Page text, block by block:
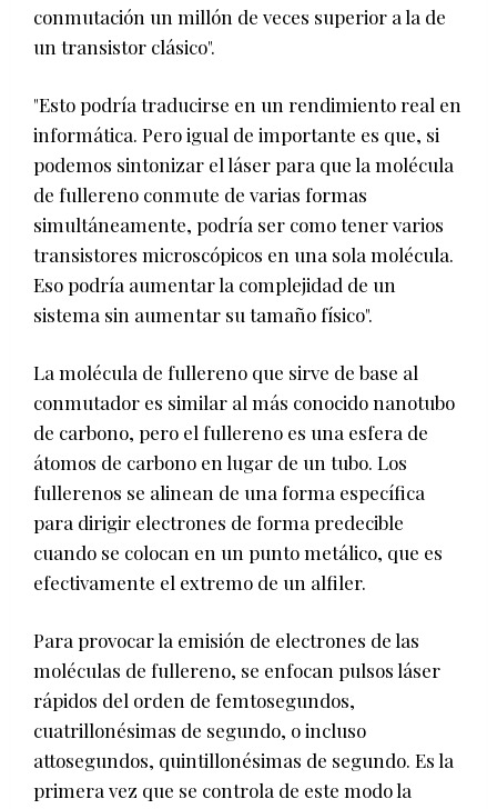
conmutación un millón de veces superior a la de
un transistor clásico".
"Esto podría traducirse en un rendimiento real en
informática. Pero igual de importante es que, si
podemos sintonizar el láser para que la molécula
de fullereno conmute de varias formas
simultáneamente, podría ser como tener varios
transistores microscópicos en una sola molécula.
Eso podría aumentar la complejidad de un
sistema sin aumentar su tamaño físico".
La molécula de fullereno que sirve de base al
conmutador es similar al más conocido nanotubo
de carbono, pero el fullereno es una esfera de
átomos de carbono en lugar de un tubo. Los
fullerenos se alinean de una forma específica
para dirigir electrones de forma predecible
cuando se colocan en un punto metálico, que es
efectivamente el extremo de un alfiler.
Para provocar la emisión de electrones de las
moléculas de fullereno, se enfocan pulsos láser
rápidos del orden de femtosegundos,
cuatrillonésimas de segundo, o incluso
attosegundos, quintillonésimas de segundo. Es la
primera vez que se controla de este modo la